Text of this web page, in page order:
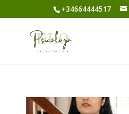
+34664444517